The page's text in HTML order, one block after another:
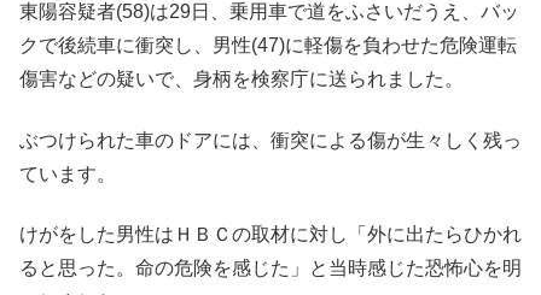
東陽容疑者(58)は29日、乗用車で道をふさいだうえ、バッ
クで後続車に衝突し、男性(47)に軽傷を負わせた危険運転
傷害などの疑いで、身柄を検察庁に送られました。
ぶつけられた車のドアには、衝突による傷が生々しく残っ
ています。
けがをした男性はＨＢＣの取材に対し「外に出たらひかれ
ると思った。命の危険を感じた」と当時感じた恐怖心を明